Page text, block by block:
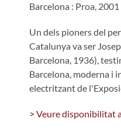
Barcelona : Proa, 2001
Un dels pioners del
Catalunya va ser
Barcelona, 1936),
Barcelona, moderna i
electritzant de
> Veure disponibilitat